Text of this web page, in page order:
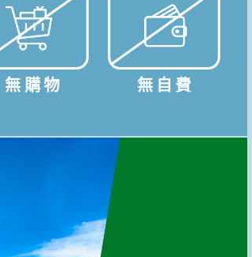
無購物 無自費